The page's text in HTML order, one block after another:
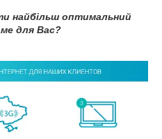
найбільш оптимальний
для Вас?